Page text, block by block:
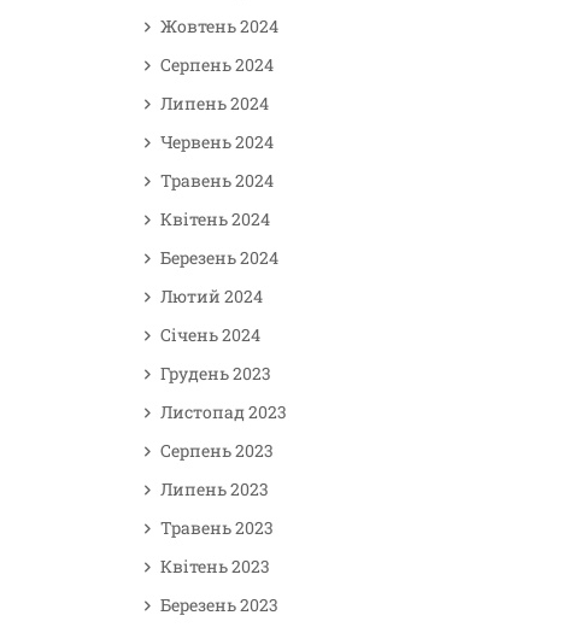
Жовтень 2024
Серпень 2024
Липень 2024
Червень 2024
Травень 2024
Квітень 2024
Березень 2024
Лютий 2024
Січень 2024
Грудень 2023
Листопад 2023
Серпень 2023
Липень 2023
Травень 2023
Квітень 2023
Березень 2023